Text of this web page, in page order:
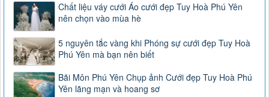
Chất liệu váy cưới Áo cưới đẹp Tuy Hoà Phú Yên
nên chọn vào mùa hè
5 nguyên tắc vàng khi Phóng sự cưới đẹp Tuy Hoà
Phú Yên mà bạn nên biết
Bãi Môn Phú Yên Chụp ảnh Cưới đẹp Tuy Hoà Phú
Yên lãng mạn và hoang sơ